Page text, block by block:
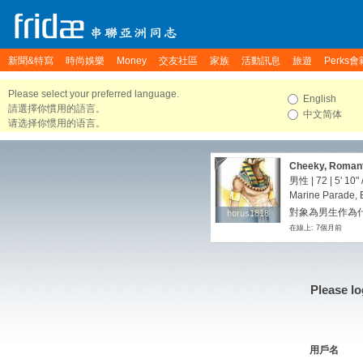
新聞&特寫 時尚娛樂 Money 交友社區 家族 活動訊息 旅遊 Perks會
Please select your preferred language.
請選擇你慣用的語言。
请选择你惯用的语言。
English
中文简体
horus1818
horus1818
Cheeky,
男性 | 72 | 5' 10"
Marine Parade,
對象為男生作為
在線上: 7個月前
Please
用戶名